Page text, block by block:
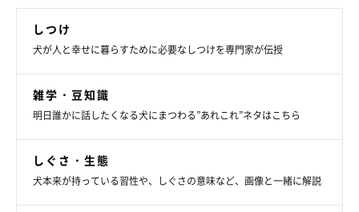
シニア犬の体の異変に気がつくためにできる
こと
しつけ
犬が人と幸せに暮らすために必要なしつけを専門家が伝授
雑学・豆知識
明日誰かに話したくなる犬にまつわる”あれこれ”ネタはこちら
しぐさ・生態
犬本来が持っている習性や、しぐさの意味など、画像と一緒に解説